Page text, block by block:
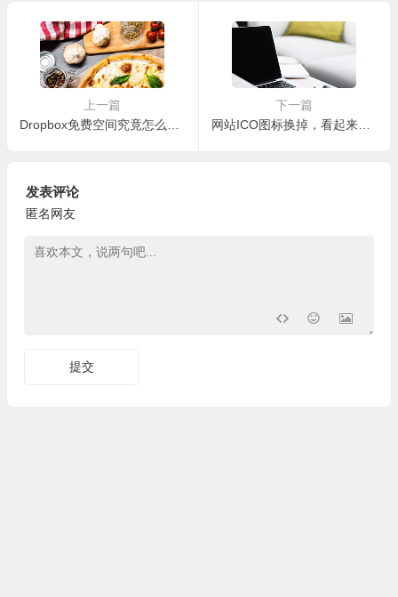
上一篇
Dropbox免费空间究竟怎么升到21G
下一篇
网站ICO图标换掉，看起来甚是专业
发表评论
匿名网友
提交